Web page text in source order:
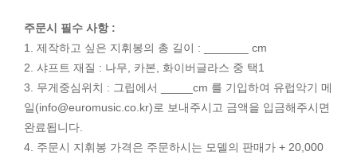
주문시 필수 사항 :
1. 제작하고 싶은 지휘봉의 총 길이 : _______ cm
2. 샤프트 재질 : 나무, 카본, 화이버글라스 중 택1
3. 무게중심위치 : 그립에서 _____cm 를 기입하여 유럽악기 메
일(info@euromusic.co.kr)로 보내주시고 금액을 입금해주시면
완료됩니다.
4. 주문시 지휘봉 가격은 주문하시는 모델의 판매가 + 20,000